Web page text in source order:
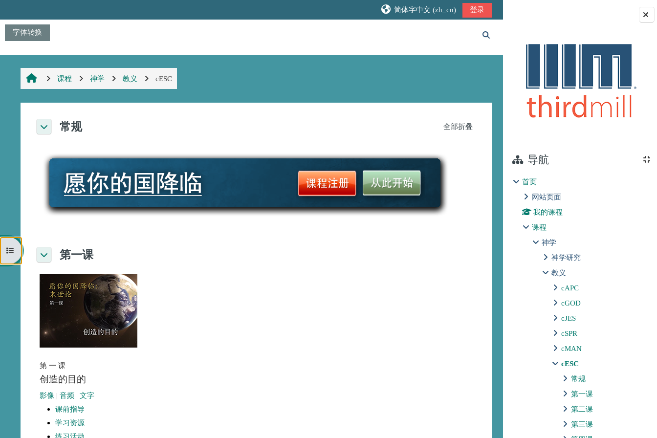
字体转换
版块
导航
首页
网站页面
我的课程
课程
神学
神学研究
教义
cAPC
cGOD
cJES
cSPR
cMAN
cESC
常规
第一课
第二课
第三课
简体字中文 ‎(zh_cn)‎ 登录
切换搜索输入
打开课程索引
课程 神学 教义 cESC
章节大纲
折叠 常规 全部折叠
折叠 第一课
第 一 课
创造的目的
影像 |音频 |文字
课前指导
学习资源
练习活动